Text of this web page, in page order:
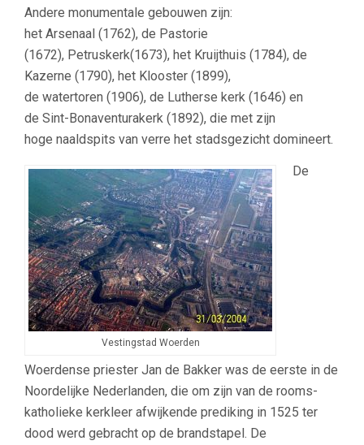
Andere monumentale gebouwen zijn:
het Arsenaal (1762), de Pastorie
(1672), Petruskerk(1673), het Kruijthuis (1784), de
Kazerne (1790), het Klooster (1899),
de watertoren (1906), de Lutherse kerk (1646) en
de Sint-Bonaventurakerk (1892), die met zijn
hoge naaldspits van verre het stadsgezicht domineert.
Vestingstad Woerden
De
Woerdense priester Jan de Bakker was de eerste in de
Noordelijke Nederlanden, die om zijn van de rooms-
katholieke kerkleer afwijkende prediking in 1525 ter
dood werd gebracht op de brandstapel. De